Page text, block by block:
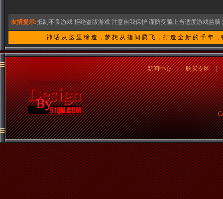
友情提示:抵制不良游戏 拒绝盗版游戏 注意自我保护 谨防受骗上当适度游戏益脑
神 话 从 这 里 缔 造 ，梦 想 从 指 间 腾 飞 ，打 造 全 新 的 千 年
新闻中心|购买专区